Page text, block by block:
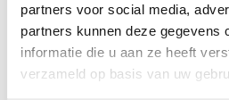
partners voor social media,
partners kunnen deze gegevens
informatie die u aan ze heeft
verzameld op basis van uw